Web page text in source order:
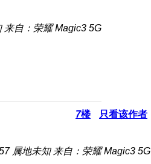
来自：荣耀 Magic3 5G
7楼 只看该作者
属地未知 来自：荣耀 Magic3 5G